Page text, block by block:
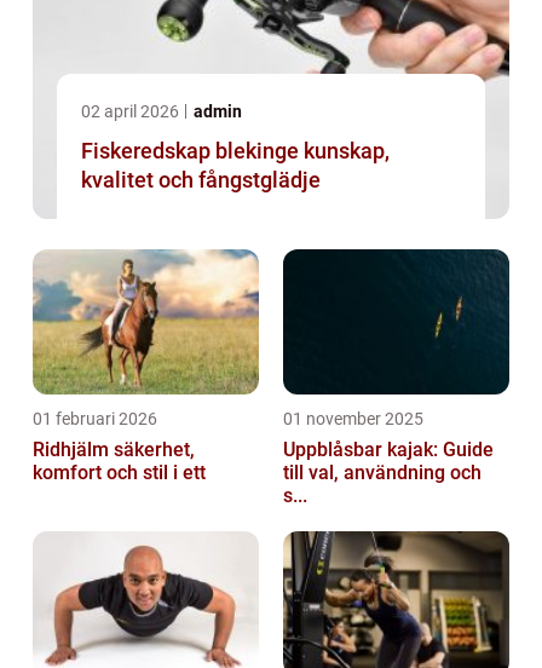
02 april 2026 admin
Fiskeredskap blekinge kunskap,
kvalitet och fångstglädje
01 februari 2026
Ridhjälm säkerhet,
komfort och stil i ett
01 november 2025
Uppblåsbar kajak: Guide
till val, användning och
s...